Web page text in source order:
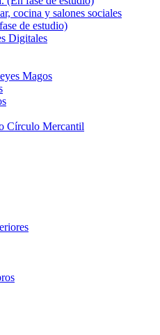
cocina y salones sociales
de estudio)
Digitales
Magos
Círculo Mercantil